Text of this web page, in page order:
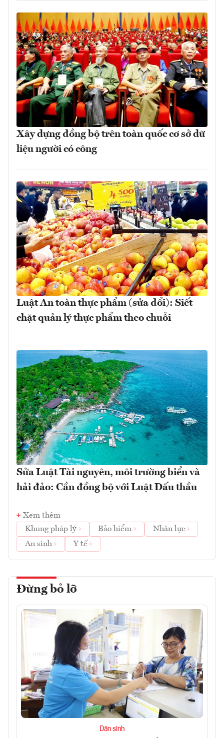
Xây dựng đồng bộ trên toàn quốc cơ sở dữ
liệu người có công
Luật An toàn thực phẩm (sửa đổi): Siết
chặt quản lý thực phẩm theo chuỗi
Sửa Luật Tài nguyên, môi trường biển và
hải đảo: Cần đồng bộ với Luật Đấu thầu
Xem thêm
Khung pháp lý
Bảo hiểm
Nhân lực
An sinh
Y tế
Đừng bỏ lỡ
Dân sinh